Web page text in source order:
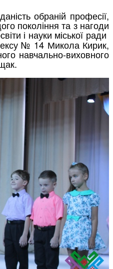
обраній професії,
покоління та з нагоди
і науки міської ради
№ 14 Микола Кирик,
навчально-виховного